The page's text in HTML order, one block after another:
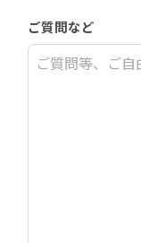
ご質問など